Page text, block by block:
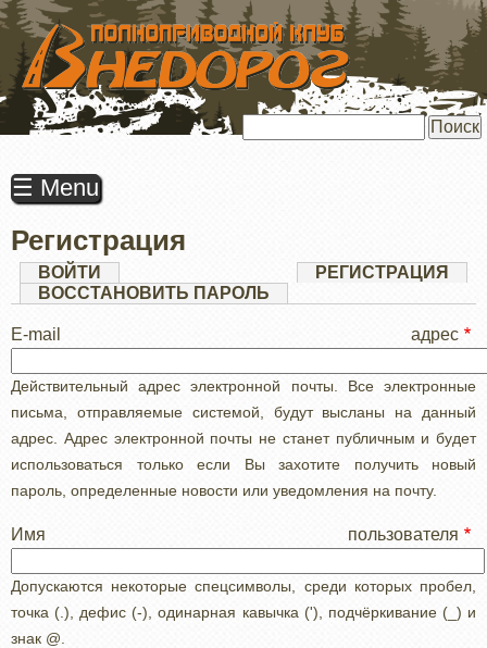
ПЕРЕЙТИ
ОСНОВНОМУ
СОДЕРЖАНИЮ
☰ Menu
Регистрация
Главные
вкладки
ВОЙТИ РЕГИСТРАЦИЯ
ВОССТАНОВИТЬ ПАРОЛЬ
E-mail адрес
Действительный адрес электронной почты. Все электронные
письма, отправляемые системой, будут высланы на данный
адрес. Адрес электронной почты не станет публичным и будет
использоваться только если Вы захотите получить новый
пароль, определенные новости или уведомления на почту.
Имя пользователя
Допускаются некоторые спецсимволы, среди которых пробел,
точка (.), дефис (-), одинарная кавычка ('), подчёркивание (_) и
знак @.